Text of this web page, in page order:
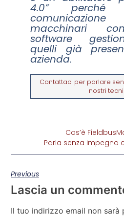
4.0”
macchinari
software
quelli già
azienda.
Contattaci per parlare
nostri
Cos’è
Parla senza impegno
Previous
Lascia un
Il tuo indirizzo email non sarà